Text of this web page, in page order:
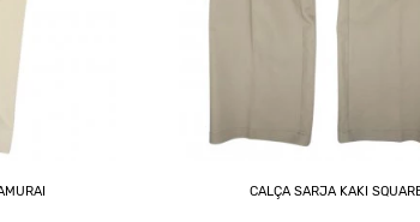
CALÇA SARJA KAKI